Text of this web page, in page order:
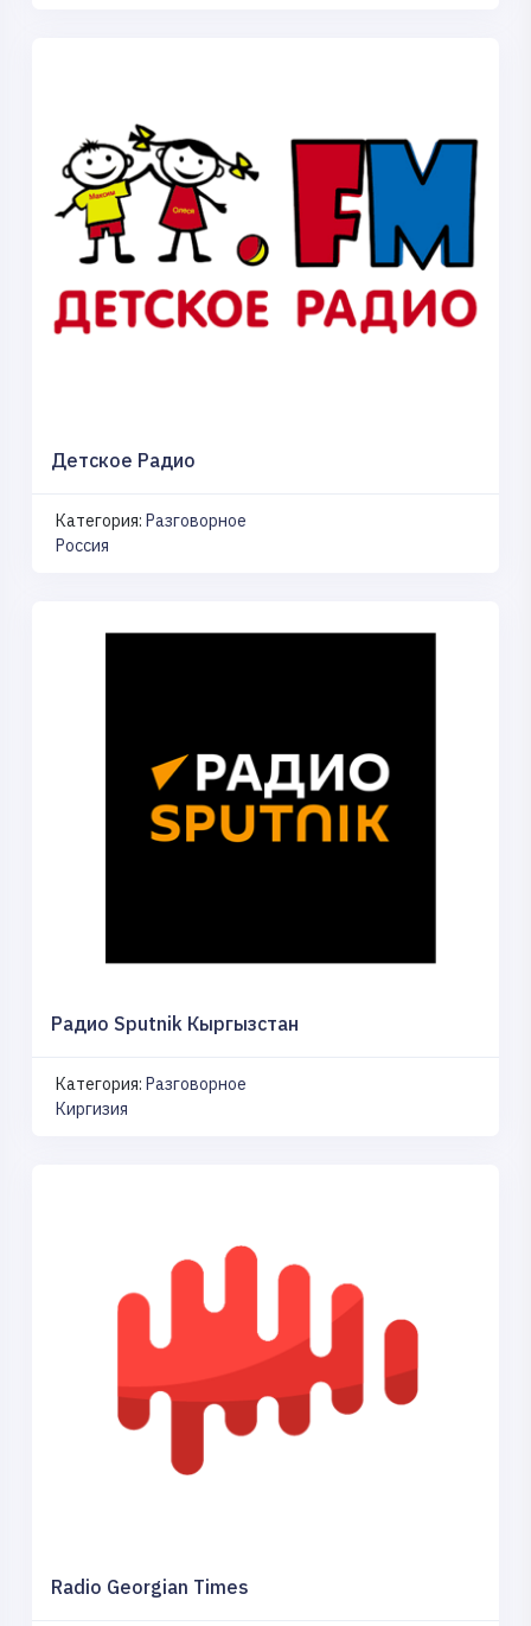
Детское Радио
Категория: Разговорное
Россия
Радио Sputnik Кыргызстан
Категория: Разговорное
Киргизия
Radio Georgian Times